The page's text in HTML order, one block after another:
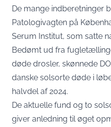
De mange indberetninger
Patologivagten på
Serum Institut, som satte
Bedømt ud fra
døde drosler, skønnede
danske solsorte døde i
halvdel af 2024.
De aktuelle fund og to
giver anledning til øget